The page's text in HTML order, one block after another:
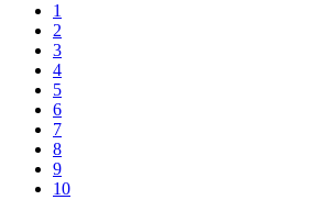
1
2
3
4
5
6
7
8
9
10